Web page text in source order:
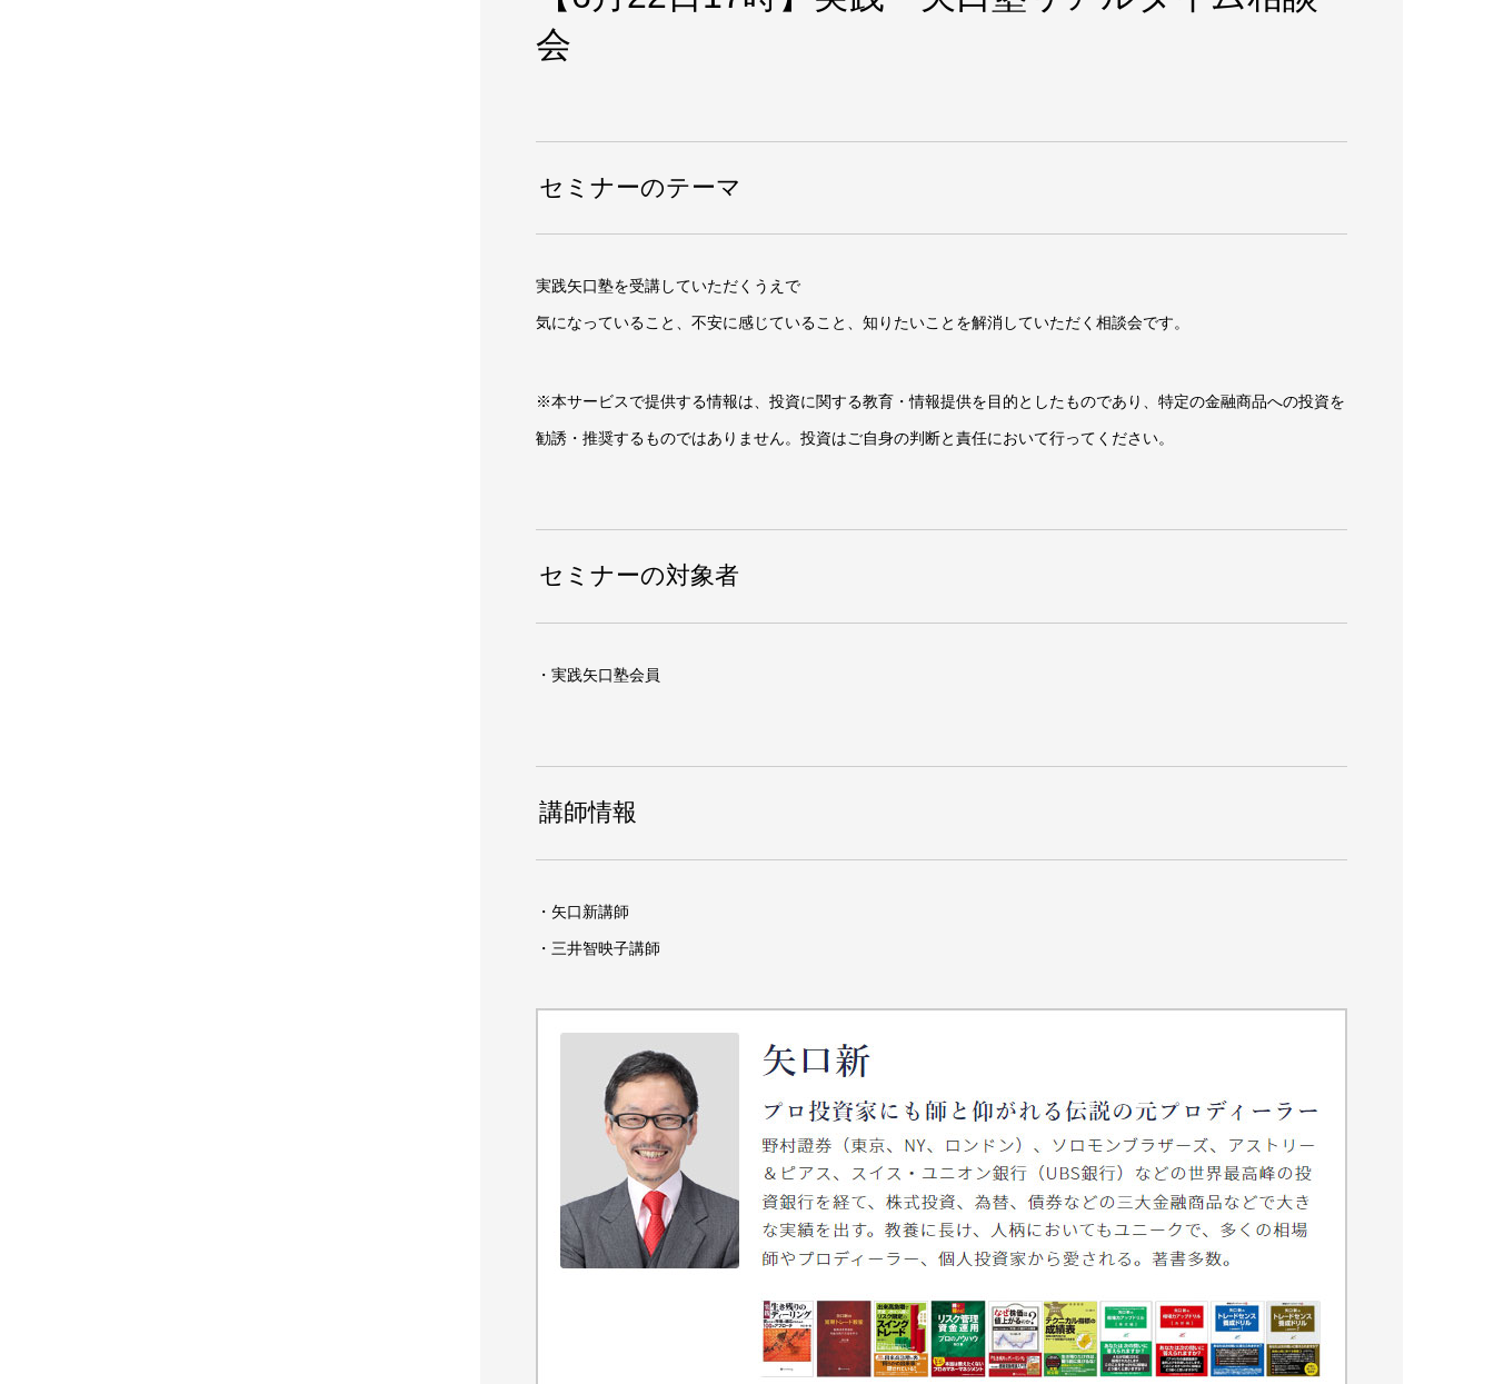
会
セミナーのテーマ
実践矢口塾を受講していただくうえで
気になっていること、不安に感じていること、知りたいことを解消していただく相談会です。
※本サービスで提供する情報は、投資に関する教育・情報提供を目的としたものであり、特定の金融商品への投資を
勧誘・推奨するものではありません。投資はご自身の判断と責任において行ってください。
セミナーの対象者
・実践矢口塾会員
講師情報
・矢口新講師
・三井智映子講師